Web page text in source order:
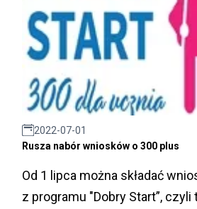
2022-07-01
Rusza nabór wniosków o 300 plus
Od 1 lipca można składać
z programu "Dobry Start”, czyli